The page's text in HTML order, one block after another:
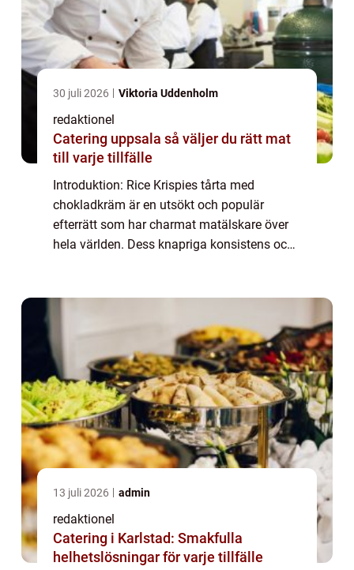
30 juli 2026 Viktoria Uddenholm
redaktionel
Catering uppsala så väljer du rätt mat
till varje tillfälle
Introduktion: Rice Krispies tårta med
chokladkräm är en utsökt och populär
efterrätt som har charmat matälskare över
hela världen. Dess knapriga konsistens och
13 juli 2026 admin
redaktionel
Catering i Karlstad: Smakfulla
helhetslösningar för varje tillfälle